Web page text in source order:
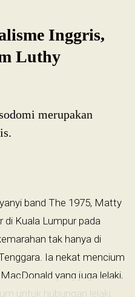
Inggris,
Luthy
merupakan
band The 1975, Matty
di Kuala Lumpur pada
tak hanya di
Ia nekat mencium
yang juga lelaki,
untuk hubungan lelaki